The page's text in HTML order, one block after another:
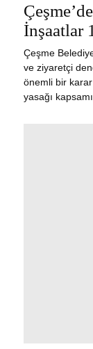
İnşaatlar
Çeşme
ve ziyaretçi
önemli bir
yasağı